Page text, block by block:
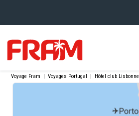
Voyage Fram | Voyages Portugal | Hôtel club Lisbonne